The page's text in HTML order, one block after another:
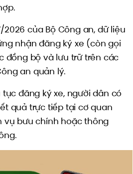
2026 của Bộ Công an, dữ liệu
nhận đăng ký xe (còn gọi
đồng bộ và lưu trữ trên các
an quản lý.
đăng ký xe, người dân có
quả trực tiếp tại cơ quan
vụ bưu chính hoặc thông